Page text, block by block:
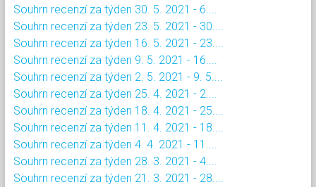
Souhrn recenzí za týden 30. 5. 2021 - 6....
Souhrn recenzí za týden 23. 5. 2021 - 30....
Souhrn recenzí za týden 16. 5. 2021 - 23....
Souhrn recenzí za týden 9. 5. 2021 - 16....
Souhrn recenzí za týden 2. 5. 2021 - 9. 5....
Souhrn recenzí za týden 25. 4. 2021 - 2....
Souhrn recenzí za týden 18. 4. 2021 - 25....
Souhrn recenzí za týden 11. 4. 2021 - 18....
Souhrn recenzí za týden 4. 4. 2021 - 11....
Souhrn recenzí za týden 28. 3. 2021 - 4....
Souhrn recenzí za týden 21. 3. 2021 - 28....